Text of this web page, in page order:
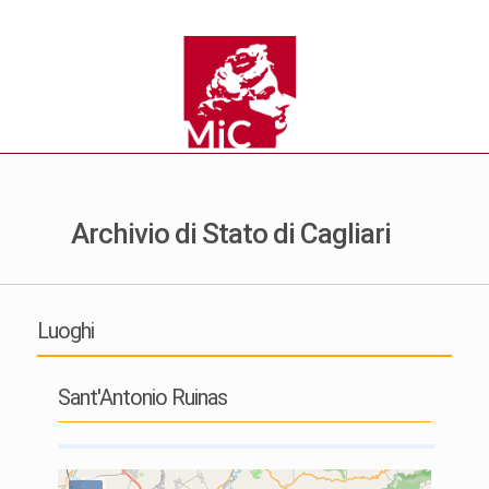
Archivio di Stato di Cagliari
Luoghi
Sant'Antonio Ruinas